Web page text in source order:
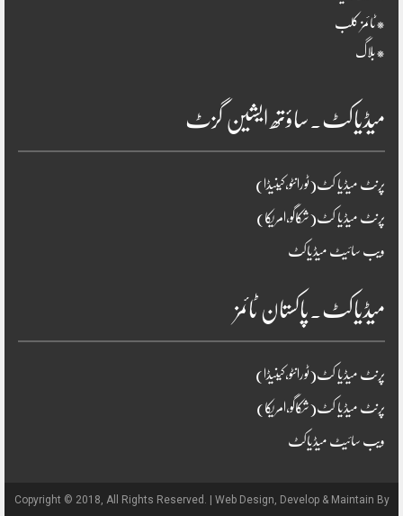
*ٹائمز کلب
*بلاگ
میڈیاکٹ۔ساؤتھ ایشین گزٹ
پرنٹ میڈیا کٹ(ٹورانٹو،کینیڈا)
پرنٹ میڈیا کٹ(شکاگو،امریکا)
ویب سائیٹ میڈیاکٹ
میڈیاکٹ۔پاکستان ٹائمز
پرنٹ میڈیا کٹ(ٹورانٹو،کینیڈا)
پرنٹ میڈیا کٹ(شکاگو،امریکا)
ویب سائیٹ میڈیاکٹ
Copyright © 2018, All Rights Reserved. | Web Design, Develop & Maintain By